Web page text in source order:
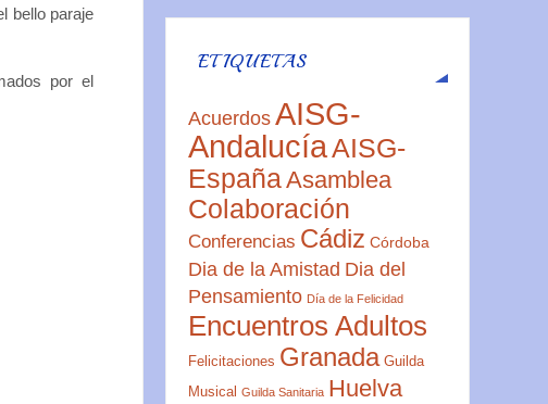
bello paraje
por el
ETIQUETAS
Acuerdos AISG-
AndalucíaAISG-
EspañaAsamblea
Colaboración
Conferencias Cádiz Córdoba
Dia de la Amistad Dia del
Pensamiento Día de la Felicidad
Encuentros Adultos
Felicitaciones Granada Guilda
Musical Guilda Sanitaria Huelva